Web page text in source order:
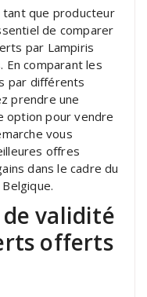
tant que producteur
de comparer
par Lampiris
En comparant les
par différents
prendre une
option pour vendre
vous
offres
dans le cadre du
validité
offerts